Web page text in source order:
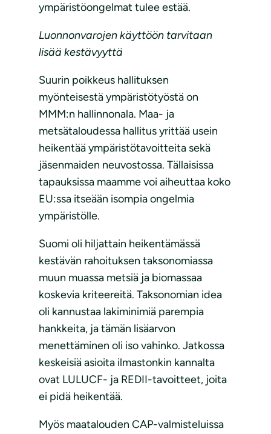
ympäristöongelmat tulee estää.
Luonnonvarojen käyttöön tarvitaan
lisää kestävyyttä
Suurin poikkeus hallituksen
myönteisestä ympäristötyöstä on
MMM:n hallinnonala. Maa- ja
metsätaloudessa hallitus yrittää usein
heikentää ympäristötavoitteita sekä
jäsenmaiden neuvostossa. Tällaisissa
tapauksissa maamme voi aiheuttaa koko
EU:ssa itseään isompia ongelmia
ympäristölle.
Suomi oli hiljattain heikentämässä
kestävän rahoituksen taksonomiassa
muun muassa metsiä ja biomassaa
koskevia kriteereitä. Taksonomian idea
oli kannustaa lakiminimiä parempia
hankkeita, ja tämän lisäarvon
menettäminen oli iso vahinko. Jatkossa
keskeisiä asioita ilmastonkin kannalta
ovat LULUCF- ja REDII-tavoitteet, joita
ei pidä heikentää.
Myös maatalouden CAP-valmisteluissa